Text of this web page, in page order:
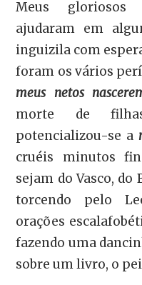
Meus gloriosos
ajudaram em
inguizila com
foram os vários
meus netos
morte de
potencializou-se a
cruéis minutos
sejam do Vasco, do
torcendo pelo
orações
fazendo uma
sobre um livro, o